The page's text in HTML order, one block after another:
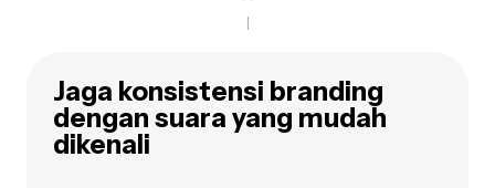
Jaga konsistensi branding
dengan suara yang mudah
dikenali